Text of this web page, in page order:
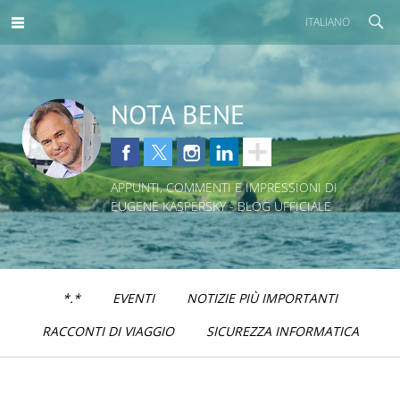
ITALIANO
NOTA BENE
APPUNTI, COMMENTI E IMPRESSIONI DI
EUGENE KASPERSKY - BLOG UFFICIALE
*.* EVENTI
NOTIZIE PIÙ IMPORTANTI
RACCONTI DI VIAGGIO
SICUREZZA INFORMATICA